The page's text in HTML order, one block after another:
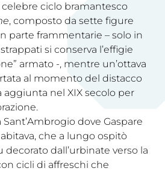
celebre ciclo bramantesco
, composto da sette figure
parte frammentarie – solo in
si conserva l’effigie
armato -, mentre un’ottava
al momento del distacco
nel XIX secolo per
Sant’Ambrogio dove Gaspare
che a lungo ospitò
decorato dall’urbinate verso la
cicli di affreschi che